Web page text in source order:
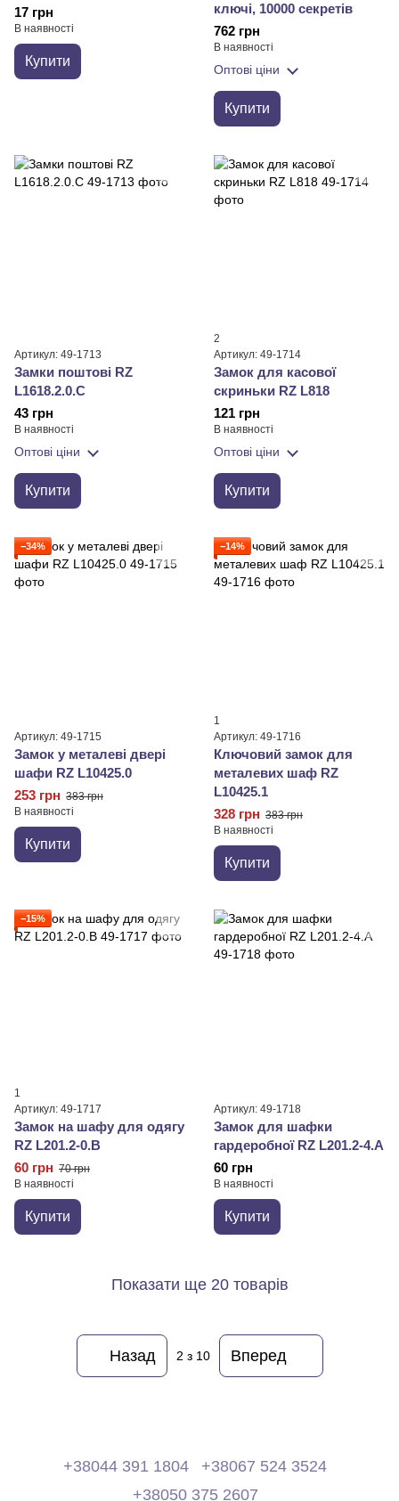
17 грн
В наявності
Купити
ключі, 10000 секретів
762 грн
В наявності
Оптові ціни
Купити
Артикул: 49-1713
Замки поштові RZ
L1618.2.0.C
43 грн
В наявності
Оптові ціни
Купити
2
Артикул: 49-1714
Замок для касової
скриньки RZ L818
121 грн
В наявності
Оптові ціни
Купити
−34%
Артикул: 49-1715
Замок у металеві двері
шафи RZ L10425.0
253 грн 383 грн
В наявності
Купити
−14%
1
Артикул: 49-1716
Ключовий замок для
металевих шаф RZ
L10425.1
328 грн 383 грн
В наявності
Купити
−15%
1
Артикул: 49-1717
Замок на шафу для одягу
RZ L201.2-0.В
60 грн 70 грн
В наявності
Купити
Артикул: 49-1718
Замок для шафки
гардеробної RZ L201.2-4.A
60 грн
В наявності
Купити
Показати ще 20 товарів
Назад 2 з 10 Вперед
+38044 391 1804
+38067 524 3524
+38050 375 2607